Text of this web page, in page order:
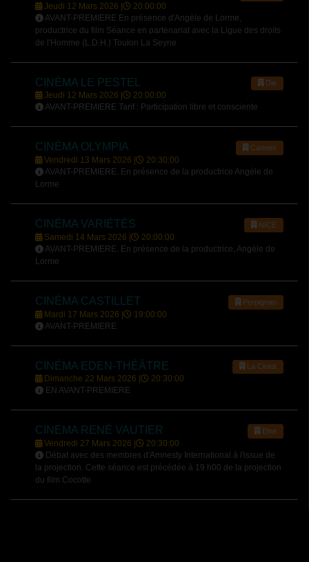
Jeudi 12 Mars 2026 |
20:00:00
AVANT-PREMIERE En présence d'Angèle de Lorme,
productrice du film Séance en partenariat avec la Ligue des droits
de l'Homme (L.D.H.) Toulon La Seyne
CINÉMA LE PESTEL Die
Jeudi 12 Mars 2026 |
20:00:00
AVANT-PREMIERE Tarif : Participation libre et consciente
CINÉMA OLYMPIA Cannes
Vendredi 13 Mars 2026 |
20:30:00
AVANT-PREMIERE. En présence de la productrice Angèle de
Lorme
CINÉMA VARIÉTÉS NICE
Samedi 14 Mars 2026 |
20:00:00
AVANT-PREMIERE. En présence de la productrice, Angèle de
Lorme
CINÉMA CASTILLET Perpignan
Mardi 17 Mars 2026 |
19:00:00
AVANT-PREMIERE
CINÉMA EDEN-THÉÂTRE La Ciotat
Dimanche 22 Mars 2026 |
20:30:00
EN AVANT-PREMIERE
CINÉMA RENÉ VAUTIER Elne
Vendredi 27 Mars 2026 |
20:30:00
Débat avec des membres d'Amnesty International à l'issue de
la projection. Cette séance est précédée à 19 h00 de la projection
du film Cocotte